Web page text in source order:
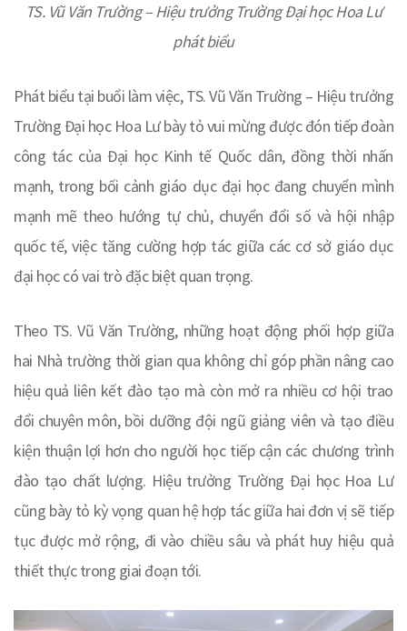
TS. Vũ Văn Trường – Hiệu trưởng Trường Đại học Hoa Lư
phát biểu
Phát biểu tại buổi làm việc, TS. Vũ Văn Trường – Hiệu trưởng
Trường Đại học Hoa Lư bày tỏ vui mừng được đón tiếp đoàn
công tác của Đại học Kinh tế Quốc dân, đồng thời nhấn
mạnh, trong bối cảnh giáo dục đại học đang chuyển mình
mạnh mẽ theo hướng tự chủ, chuyển đổi số và hội nhập
quốc tế, việc tăng cường hợp tác giữa các cơ sở giáo dục
đại học có vai trò đặc biệt quan trọng.
Theo TS. Vũ Văn Trường, những hoạt động phối hợp giữa
hai Nhà trường thời gian qua không chỉ góp phần nâng cao
hiệu quả liên kết đào tạo mà còn mở ra nhiều cơ hội trao
đổi chuyên môn, bồi dưỡng đội ngũ giảng viên và tạo điều
kiện thuận lợi hơn cho người học tiếp cận các chương trình
đào tạo chất lượng. Hiệu trưởng Trường Đại học Hoa Lư
cũng bày tỏ kỳ vọng quan hệ hợp tác giữa hai đơn vị sẽ tiếp
tục được mở rộng, đi vào chiều sâu và phát huy hiệu quả
thiết thực trong giai đoạn tới.